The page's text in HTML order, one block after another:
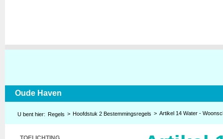
Oude Haven
Regels Hoofdstuk 2 Bestemmingsregels Artikel 14 Water -